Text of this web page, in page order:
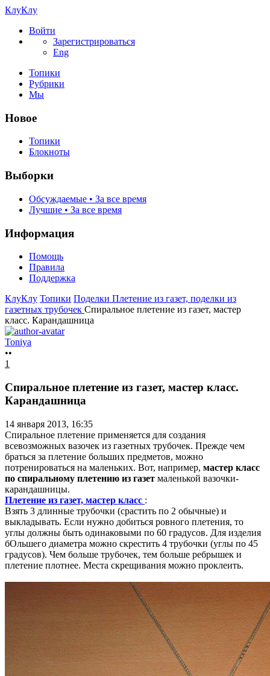
КлуКлу
Войти
Зарегистрироваться
Eng
Топики
Рубрики
Мы
Новое
Топики
Блокноты
Выборки
Обсуждаемые • За все время
Лучшие • За все время
Информация
Помощь
Правила
Поддержка
КлуКлу Топики Поделки Плетение из газет, поделки из
газетных трубочек Cпиральное плетение из газет, мастер
класс. Карандашница
Toniya
••
1
Cпиральное плетение из газет, мастер класс.
Карандашница
14 января 2013, 16:35
Спиральное плетение применяется для создания
всевозможных вазочек из газетных трубочек. Прежде чем
браться за плетение больших предметов, можно
потренироваться на маленьких. Вот, например, мастер класс
по спиральному плетению из газет маленькой вазочки-
карандашницы.
Плетение из газет, мастер класс :
Взять 3 длинные трубочки (срастить по 2 обычные) и
выкладывать. Если нужно добиться ровного плетения, то
углы должны быть одинаковыми по 60 градусов. Для изделия
бОльшего диаметра можно скрестить 4 трубочки (углы по 45
градусов). Чем больше трубочек, тем больше ребрышек и
плетение плотнее. Места скрещивания можно проклеить.